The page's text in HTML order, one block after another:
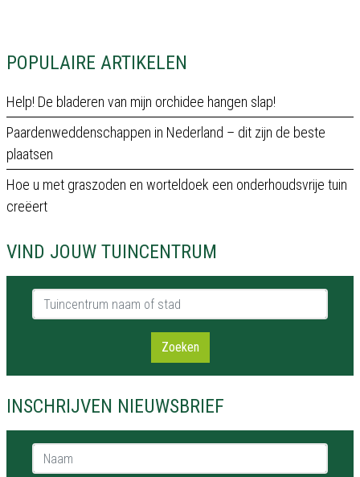
POPULAIRE ARTIKELEN
Help! De bladeren van mijn orchidee hangen slap!
Paardenweddenschappen in Nederland – dit zijn de beste
plaatsen
Hoe u met graszoden en worteldoek een onderhoudsvrije tuin
creëert
VIND JOUW TUINCENTRUM
Tuincentrum naam of stad
Zoeken
INSCHRIJVEN NIEUWSBRIEF
Naam *